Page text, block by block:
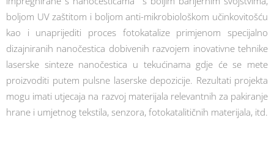
boljom UV zaštitom i boljom anti-mikrobiološkom učinkovitošću
kao i unaprijediti proces fotokatalize primjenom specijalno
dizajniranih nanočestica dobivenih razvojem inovativne tehnike
laserske sinteze nanočestica u tekućinama gdje će se mete
proizvoditi putem pulsne laserske depozicije. Rezultati projekta
mogu imati utjecaja na razvoj materijala relevantnih za pakiranje
hrane i umjetnog tekstila, senzora, fotokatalitičnih materijala, itd.